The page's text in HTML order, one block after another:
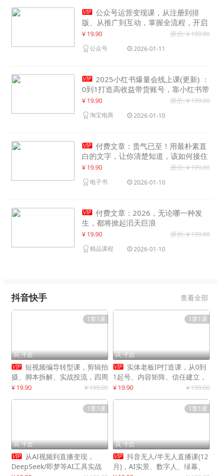
 公众号运营变现课，从注册到排
版、从推广到互动，掌握全流程，开启
个人品牌月入30000+
¥ 19.90 原价: ¥ 199.00
公众号 2026-01-11
 2025小红书爆量会线上课(更新) ：
0到1打造高收益带货账号，靠小红书带
货年入100w？机会来了！
¥ 19.90 原价: ¥ 199.00
淘宝电商 2026-01-10
 付费文章：贵气已至！用最朴素直
白的文字，让你清楚知道，该如何接住
这一次时代的泼天富贵
¥ 19.90 原价: ¥ 199.00
电子书 2026-01-10
 付费文章：2026，无论哪一种发
生，都将掀起滔天巨浪
¥ 19.90 原价: ¥ 199.00
精品课程 2026-01-10
抖音快手 查看全部
1章1课
 千启
 短视频编导转型课，剪辑拍
摄、脚本拆解、实战投流，四周
系统教学，快速入行月入2w+
¥ 19.90 ¥ 199.00
1章1课
 千启
 实体老板IP打造课，从0到
1起号、内容矩阵、信任建立，
打造门店IP，稳定获客增收
¥ 19.90 ¥ 199.00
1章1课
 千启
 从AI视频到直播变现，
DeepSeek/即梦等AI工具实战
1章1课
 千启
 抖音无人/半无人直播课(12
月)，AI实景、数字人、绿幕、